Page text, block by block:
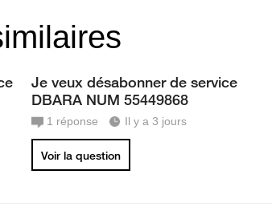
Je veux désabonner de service
DBARA NUM 55449868
1 réponse Il y a 3 jours
Voir la question